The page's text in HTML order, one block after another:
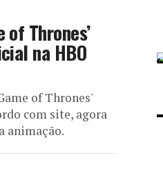
of Thrones’
na HBO
of Thrones'
com site, agora
animação.